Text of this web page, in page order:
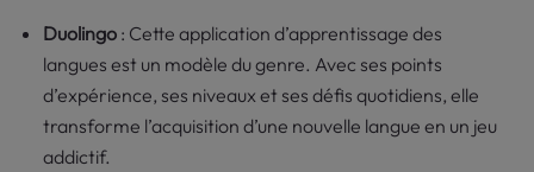
Duolingo : Cette application d’apprentissage des
langues est un modèle du genre. Avec ses points
d’expérience, ses niveaux et ses défis quotidiens, elle
transforme l’acquisition d’une nouvelle langue en un jeu
addictif.